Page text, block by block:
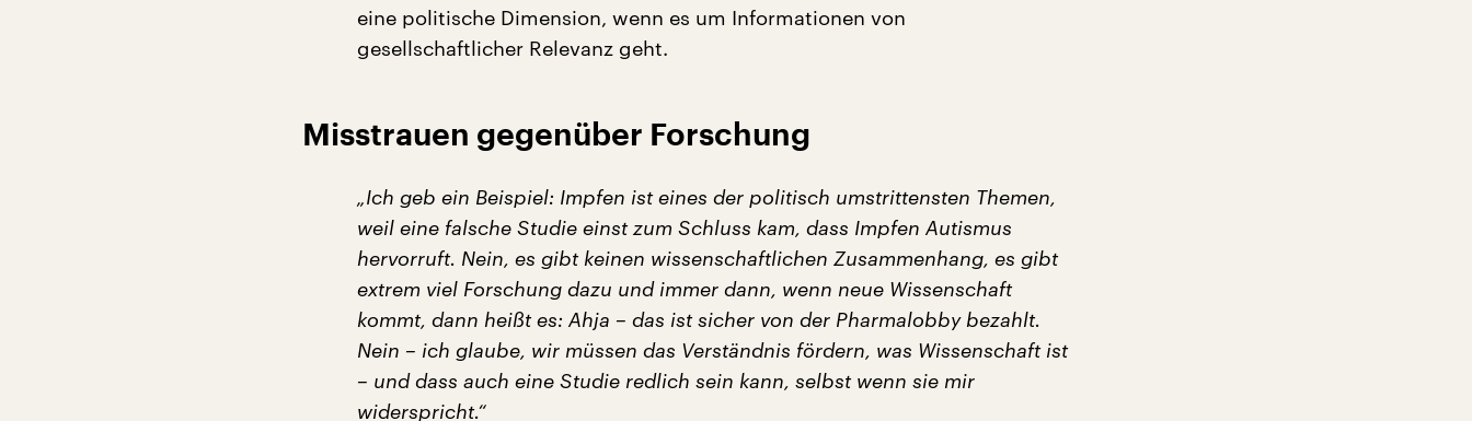
eine politische Dimension, wenn es um Informationen von
gesellschaftlicher Relevanz geht.
Misstrauen gegenüber Forschung
„Ich geb ein Beispiel: Impfen ist eines der politisch umstrittensten Themen,
weil eine falsche Studie einst zum Schluss kam, dass Impfen Autismus
hervorruft. Nein, es gibt keinen wissenschaftlichen Zusammenhang, es gibt
extrem viel Forschung dazu und immer dann, wenn neue Wissenschaft
kommt, dann heißt es: Ahja – das ist sicher von der Pharmalobby bezahlt.
Nein – ich glaube, wir müssen das Verständnis fördern, was Wissenschaft ist
– und dass auch eine Studie redlich sein kann, selbst wenn sie mir
widerspricht.“